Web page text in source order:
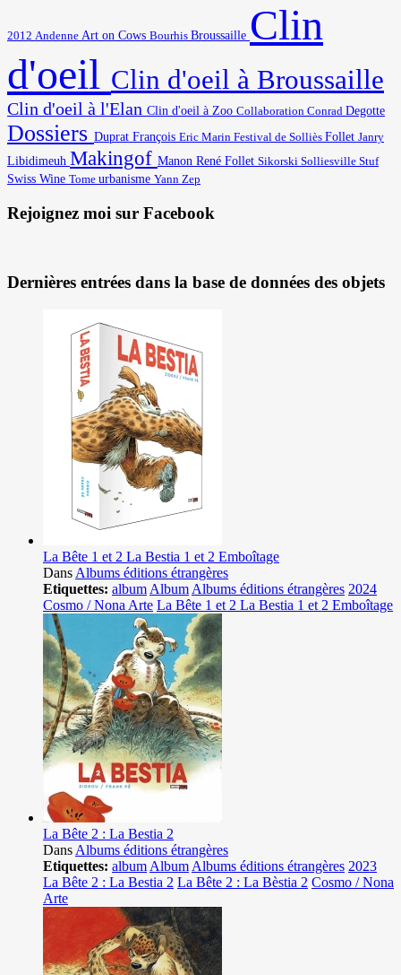
2012 Andenne Art on Cows Bourhis Broussaille Clin
d'oeil Clin d'oeil à Broussaille
Clin d'oeil à l'Elan Clin d'oeil à Zoo Collaboration Conrad Degotte
Dossiers Duprat François Eric Marin Festival de Solliès Follet Janry
Libidimeuh Makingof Manon René Follet Sikorski Solliesville Stuf
Swiss Wine Tome urbanisme Yann Zep
Rejoignez moi sur Facebook
Dernières entrées dans la base de données des objets
La Bête 1 et 2 La Bestia 1 et 2 Emboîtage
Dans Albums éditions étrangères
Etiquettes: album Album Albums éditions étrangères 2024
Cosmo / Nona Arte La Bête 1 et 2 La Bestia 1 et 2 Emboîtage
La Bête 2 : La Bestia 2
Dans Albums éditions étrangères
Etiquettes: album Album Albums éditions étrangères 2023
La Bête 2 : La Bestia 2 La Bête 2 : La Bèstia 2 Cosmo / Nona
Arte